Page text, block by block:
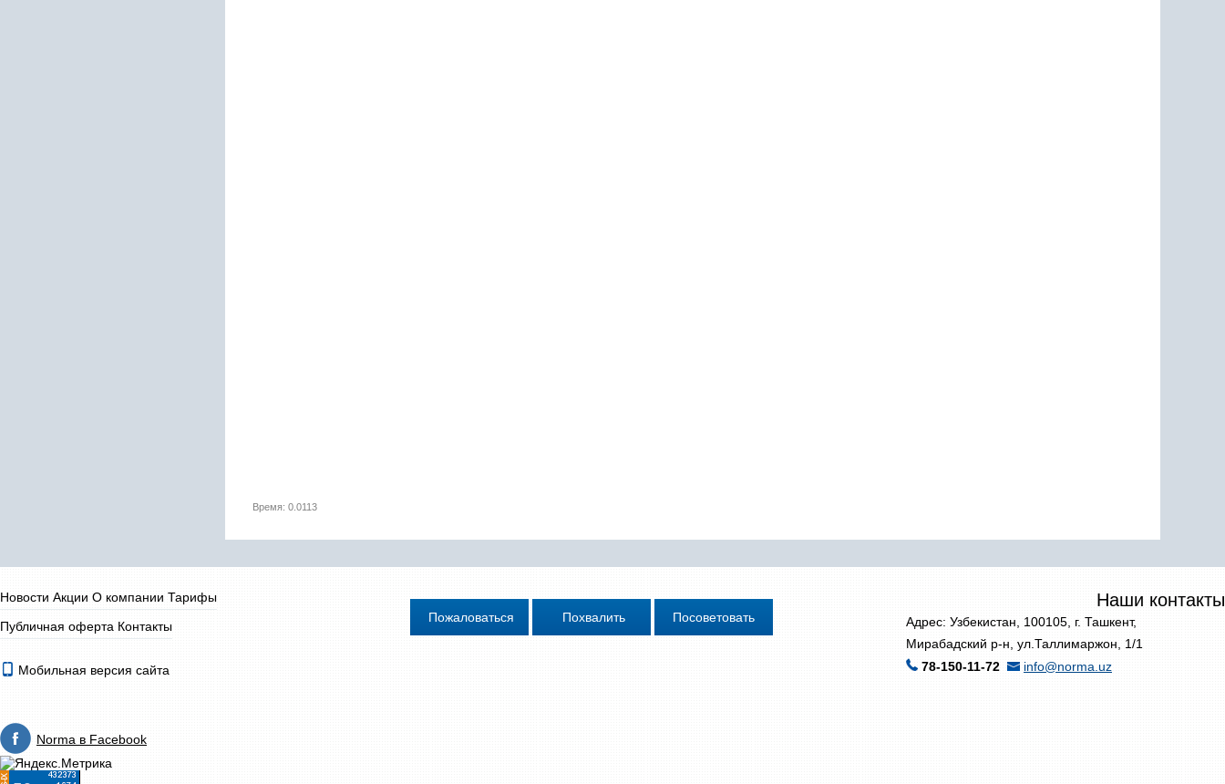
Время: 0.0113
Новости Акции О компании Тарифы
Публичная оферта Контакты
Наши контакты
Адрес: Узбекистан, 100105, г. Ташкент,
Мирабадский р-н, ул.Таллимаржон, 1/1
78-150-11-72
info@norma.uz
Мобильная версия сайта
Norma в Facebook